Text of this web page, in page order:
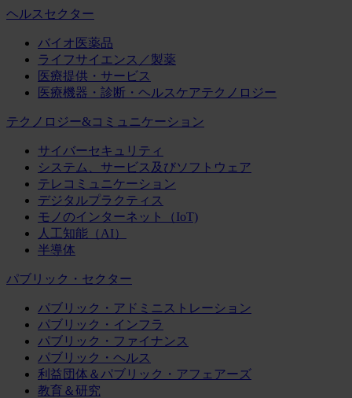
ヘルスセクター
バイオ医薬品
ライフサイエンス／製薬
医療提供・サービス
医療機器・診断・ヘルスケアテクノロジー
テクノロジー&コミュニケーション
サイバーセキュリティ
システム、サービス及びソフトウェア
テレコミュニケーション
デジタルプラクティス
モノのインターネット（IoT)
人工知能（AI）
半導体
パブリック・セクター
パブリック・アドミニストレーション
パブリック・インフラ
パブリック・ファイナンス
パブリック・ヘルス
利益団体＆パブリック・アフェアーズ
教育＆研究